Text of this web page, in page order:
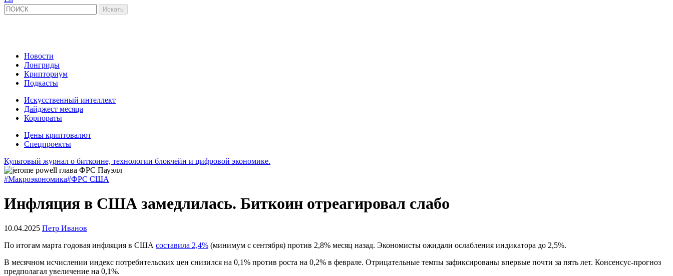
Новости
Лонгриды
Крипториум
Подкасты
Искусственный интеллект
Дайджест месяца
Корпораты
Цены криптовалют
Спецпроекты
Культовый журнал о биткоине, технологии блокчейн и цифровой экономике.
#Макроэкономика#ФРС США
Инфляция в США замедлилась. Биткоин отреагировал слабо
10.04.2025 Петр Иванов
По итогам марта годовая инфляция в США составила 2,4% (минимум с сентября) против 2,8% месяц назад. Экономисты ожидали ослабления индикатора до 2,5%.
В месячном исчислении индекс потребительских цен снизился на 0,1% против роста на 0,2% в феврале. Отрицательные темпы зафиксированы впервые почти за пять лет. Консенсус-прогноз
предполагал увеличение на 0,1%.